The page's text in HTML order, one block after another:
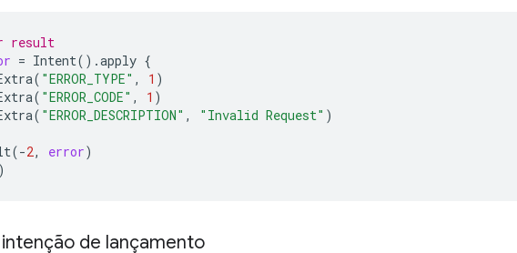
result
= Intent().apply {
( "ERROR_TYPE" , 1 )
( "ERROR_CODE" , 1 )
( "ERROR_DESCRIPTION" , "Invalid Request" )
(-2, error)
intenção de lançamento